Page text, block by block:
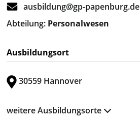
ausbildung@gp-papenburg.de
Abteilung: Personalwesen
Ausbildungsort
30559 Hannover
weitere Ausbildungsorte